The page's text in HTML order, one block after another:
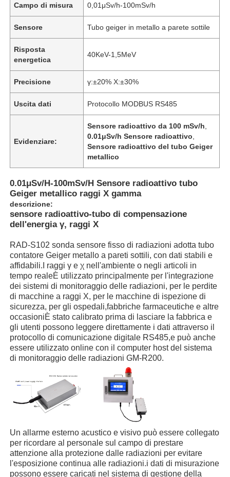
Casa
Prodotti
Video
Campo di misura 0,01μSv/h-100mSv/h
Sensore Tubo geiger in metallo a parete sottile
Risposta
energetica
40KeV-1,5MeV
Precisione γ:±20% X:±30%
Uscita dati Protocollo MODBUS RS485
Evidenziare:
Sensore radioattivo da 100 mSv/h
0.01μSv/h Sensore radioattivo
Sensore radioattivo del tubo Geiger
metallico
0.01μSv/H-100mSv/H Sensore radioattivo tubo
Geiger metallico raggi X gamma
descrizione:
sensore radioattivo-tubo di compensazione
dell'energia γ, raggi X
RAD-S102 sonda sensore fisso di radiazioni adotta tubo
contatore Geiger metallo a pareti sottili, con dati stabili e
affidabili.I raggi γ e χ nell'ambiente o negli articoli in
tempo realeÈ utilizzato principalmente per l'integrazione
dei sistemi di monitoraggio delle radiazioni, per le perdite
di macchine a raggi X, per le macchine di ispezione di
sicurezza, per gli ospedali,fabbriche farmaceutiche e altre
occasioniÈ stato calibrato prima di lasciare la fabbrica e
gli utenti possono leggere direttamente i dati attraverso il
protocollo di comunicazione digitale RS485,e può anche
essere utilizzato online con il computer host del sistema
di monitoraggio delle radiazioni GM-R200.
Un allarme esterno acustico e visivo può essere collegato
per ricordare al personale sul campo di prestare
attenzione alla protezione dalle radiazioni per evitare
l'esposizione continua alle radiazioni.i dati di misurazione
possono essere caricati nel sistema di gestione della